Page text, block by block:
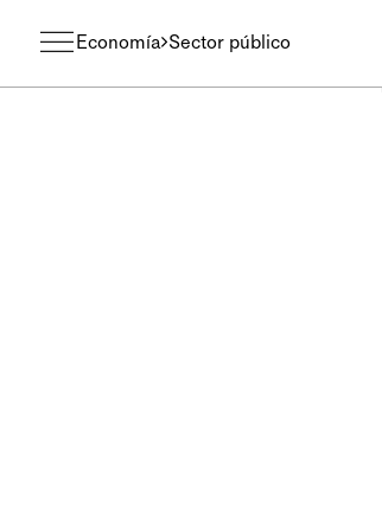
Economía Sector público